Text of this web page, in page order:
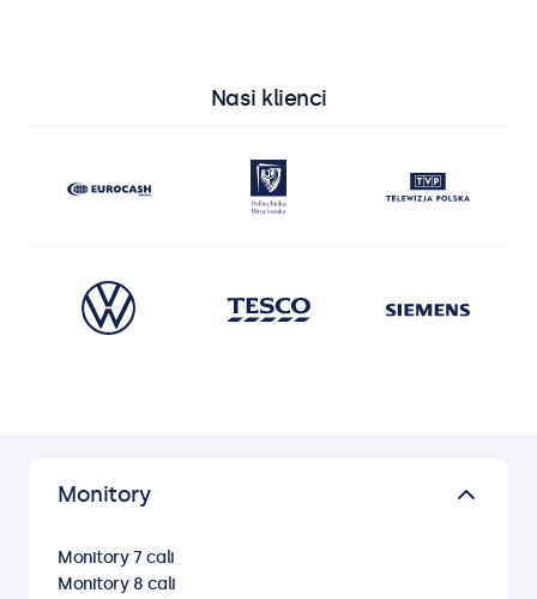
Nasi klienci
Monitory
Monitory 7 cali
Monitory 8 cali